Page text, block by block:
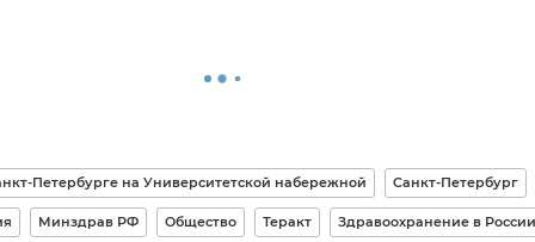
Петербурге на Университетской набережной Санкт-Петербург
Минздрав РФ Общество Теракт Здравоохранение в России